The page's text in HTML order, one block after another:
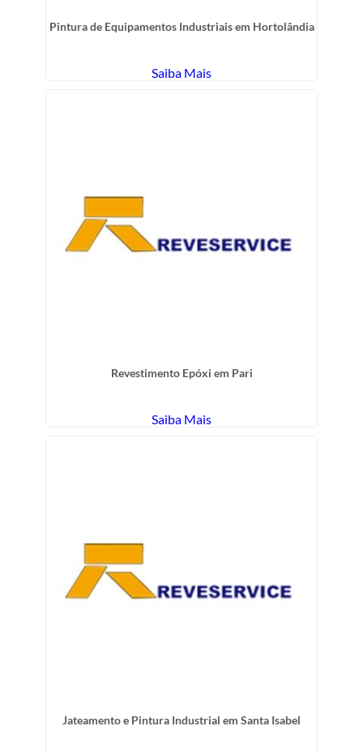
Pintura de Equipamentos Industriais em Hortolândia
Saiba Mais
Revestimento Epóxi em Pari
Saiba Mais
Jateamento e Pintura Industrial em Santa Isabel